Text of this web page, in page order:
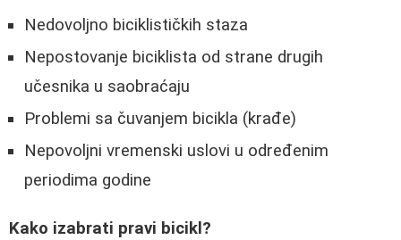
Nedovoljno biciklističkih staza
Nepostovanje biciklista od strane drugih
učesnika u saobraćaju
Problemi sa čuvanjem bicikla (krađe)
Nepovoljni vremenski uslovi u određenim
periodima godine
Kako izabrati pravi bicikl?